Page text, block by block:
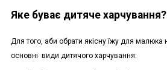
Яке буває дитяче харчування?
Для того, аби обрати якісну їжу для малюка
основні види дитячого харчування: